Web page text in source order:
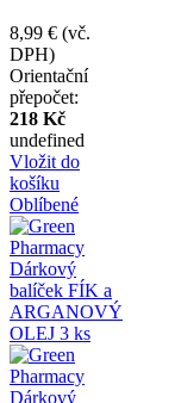
8,99 € (vč.
DPH)
Orientační
přepočet:
218 Kč
undefined
Vložit do
košíku
Oblíbené